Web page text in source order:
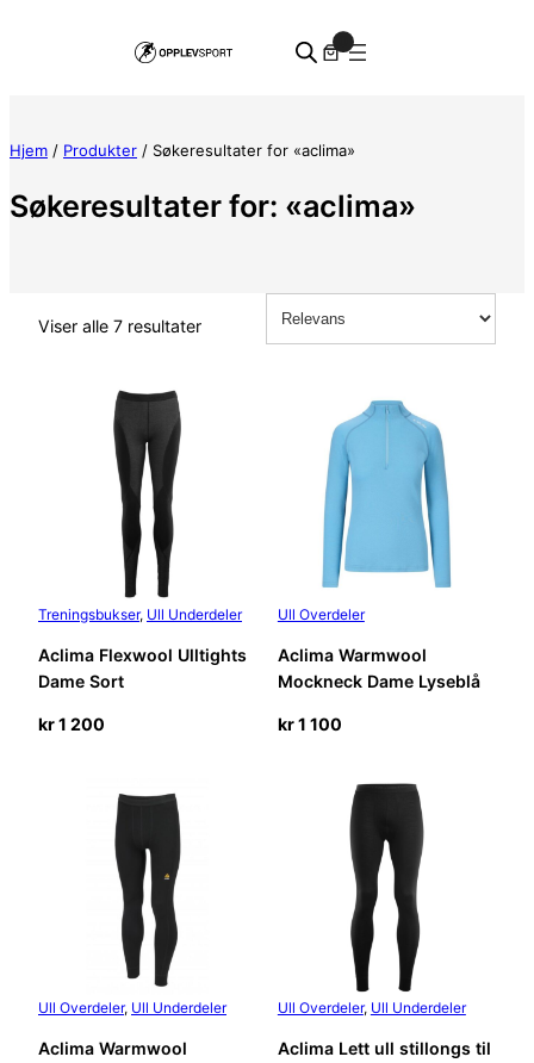
Hjem / Produkter / Søkeresultater for «aclima»
Søkeresultater for: «aclima»
Viser alle 7 resultater
Treningsbukser, Ull Underdeler
Aclima Flexwool Ulltights
Dame Sort
kr1 200
Ull Overdeler
Aclima Warmwool
Mockneck Dame Lyseblå
kr1 100
Ull Overdeler, Ull Underdeler
Aclima Warmwool
Ull Overdeler, Ull Underdeler
Aclima Lett ull stillongs til